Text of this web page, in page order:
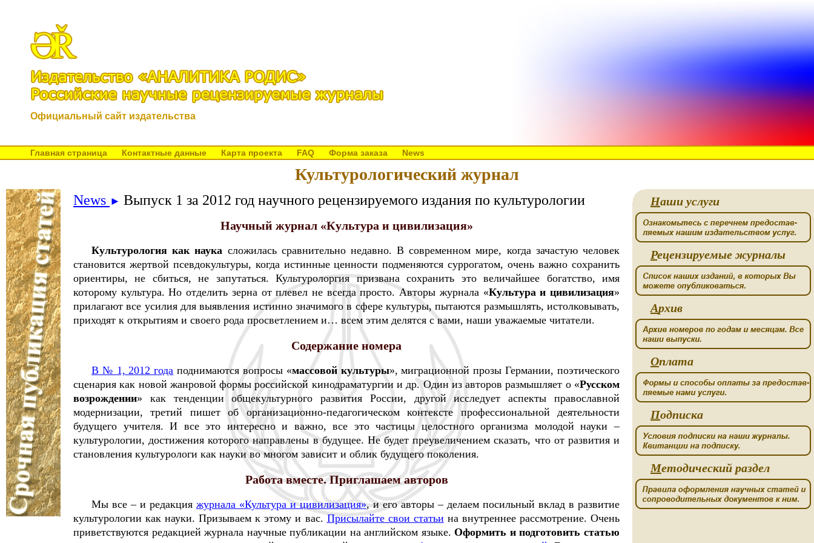
Официальный сайт издательства
Главная страница Контактные данные Карта проекта FAQ Форма заказа News
Культурологический журнал
Наши услуги
Рецензируемые журналы
Архив
Оплата
Подписка
Методический раздел
News ► Выпуск 1 за 2012 год научного рецензируемого издания по культурологии
Научный журнал «Культура и цивилизация»
Культурология как наука сложилась сравнительно недавно. В современном мире, когда зачастую человек
становится жертвой псевдокультуры, когда истинные ценности подменяются суррогатом, очень важно сохранить
ориентиры, не сбиться, не запутаться. Культуролоргия призвана сохранить это величайшее богатство, имя
которому культура. Но отделить зерна от плевел не всегда просто. Авторы журнала «Культура и цивилизация»
прилагают все усилия для выявления истинно значимого в сфере культуры, пытаются размышлять, истолковывать,
приходят к открытиям и своего рода просветлением и… всем этим делятся с вами, наши уважаемые читатели.
Содержание номера
В № 1, 2012 года поднимаются вопросы «массовой культуры», миграционной прозы Германии, поэтического
сценария как новой жанровой формы российской кинодраматургии и др. Один из авторов размышляет о «Русском
возрождении» как тенденции общекультурного развития России, другой исследует аспекты православной
модернизации, третий пишет об организационно-педагогическом контексте профессиональной деятельности
будущего учителя. И все это интересно и важно, все это частицы целостного организма молодой науки –
культурологии, достижения которого направлены в будущее. Не будет преувеличением сказать, что от развития и
становления культурологи как науки во многом зависит и облик будущего поколения.
Работа вместе. Приглашаем авторов
Мы все – и редакция журнала «Культура и цивилизация», и его авторы – делаем посильный вклад в развитие
культурологии как науки. Призываем к этому и вас.Присылайте свои статьи на внутреннее рассмотрение. Очень
приветствуются редакцией журнала научные публикации на английском языке.Оформить и подготовить статью